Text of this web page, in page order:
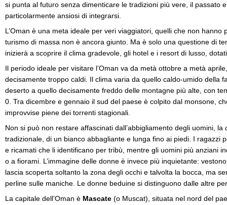
si punta al futuro senza dimenticare le tradizioni più vere, il passato
particolarmente ansiosi di integrarsi.
L’Oman è una meta ideale per veri viaggiatori, quelli che non hanno
turismo di massa non è ancora giunto. Ma è solo una questione di
inizierà a scoprire il clima gradevole, gli hotel e i resort di lusso,
Il periodo ideale per visitare l’Oman va da metà ottobre a metà
decisamente troppo caldi. Il clima varia da quello caldo-umido della
deserto a quello decisamente freddo delle montagne più alte, con
0. Tra dicembre e gennaio il sud del paese è colpito dal monsone,
improvvise piene dei torrenti stagionali.
Non si può non restare affascinati dall’abbigliamento degli uomini, la
tradizionale, di un bianco abbagliante e lunga fino ai piedi. I ragazzi
e ricamati che li identificano per tribù, mentre gli uomini più anziani
o a fiorami. L’immagine delle donne è invece più inquietante: vestono
lascia scoperta soltanto la zona degli occhi e talvolta la bocca, ma
perline sulle maniche. Le donne beduine si distinguono dalle altre
La capitale dell’Oman è Mascate (o Muscat), situata nel nord del